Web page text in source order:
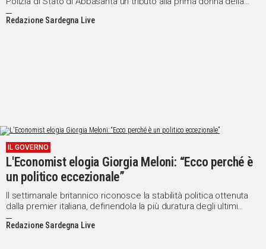
Polizia caduta in servizio nella strage di via D’Amelio
Redazione Sardegna Live
IL GOVERNO
L'Economist elogia Giorgia Meloni: “Ecco perché è
un politico eccezionale”
Il settimanale britannico riconosce la stabilità politica ottenuta
dalla premier italiana, definendola la più duratura degli ultimi
quindici anni
Redazione Sardegna Live